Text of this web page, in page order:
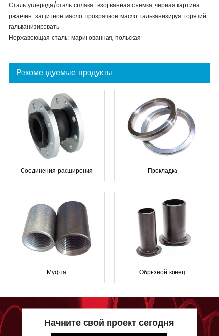
Сталь углерода/сталь сплава: взорванная съемка, черная картина,
ржавчин-защитное масло, прозрачное масло, гальванизируя, горячий
гальванизировать
Нержавеющая сталь: маринованная, польская
Рекомендуемые продукты
Соединения расширения Прокладка
Муфта Обрезной конец
Начните свой проект сегодня